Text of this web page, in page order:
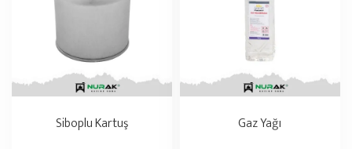
Siboplu Kartuş Gaz Yağı